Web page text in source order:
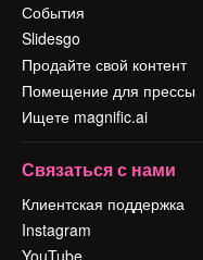
События
Slidesgo
Продайте свой контент
Помещение для прессы
Ищете magnific.ai
Связаться с нами
Клиентская поддержка
Instagram